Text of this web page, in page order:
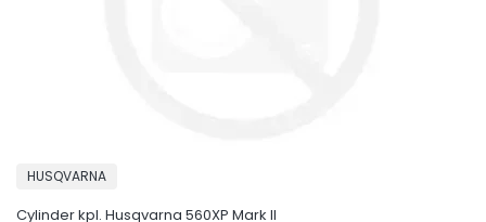
Cylinder kpl. Husqvarna 560XP Mark II
PRODUCENT
HUSQVARNA